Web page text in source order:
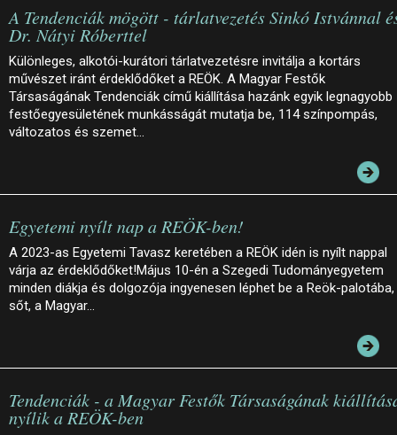
A Tendenciák mögött - tárlatvezetés Sinkó Istvánnal
Dr. Nátyi Róberttel
Különleges, alkotói-kurátori tárlatvezetésre invitálja a kortárs
művészet iránt érdeklődőket a REÖK. A Magyar Festők
Társaságának Tendenciák című kiállítása hazánk egyik legnagyobb
festőegyesületének munkásságát mutatja be, 114 színpompás,
változatos és szemet…
Egyetemi nyílt nap a REÖK-ben!
A 2023-as Egyetemi Tavasz keretében a REÖK idén is nyílt nappal
várja az érdeklődőket!Május 10-én a Szegedi Tudományegyetem
minden diákja és dolgozója ingyenesen léphet be a Reök-palotába,
sőt, a Magyar…
Tendenciák - a Magyar Festők Társaságának
nyílik a REÖK-ben